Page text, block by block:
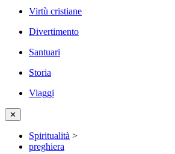
Virtù cristiane
Divertimento
Santuari
Storia
Viaggi
✕
Spiritualità >
preghiera